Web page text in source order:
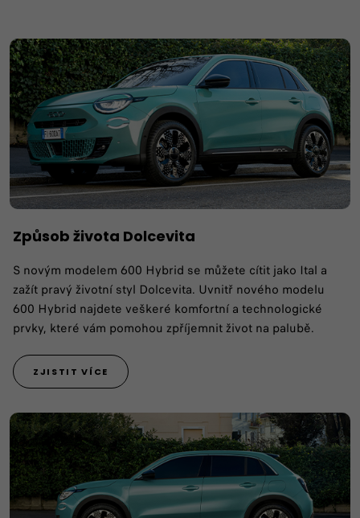
Způsob života Dolcevita
S novým modelem 600 Hybrid se můžete cítit jako Ital a
zažít pravý životní styl Dolcevita. Uvnitř nového modelu
600 Hybrid najdete veškeré komfortní a technologické
prvky, které vám pomohou zpříjemnit život na palubě.
ZJISTIT VÍCE